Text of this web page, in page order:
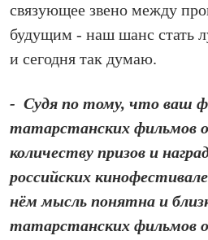
связующее звено между
будущим - наш шанс стать
и сегодня так думаю.
- Судя по тому, что ваш
татарстанских фильмов
количеству призов и
российских
нём мысль понятна и
татарстанских фильмов о